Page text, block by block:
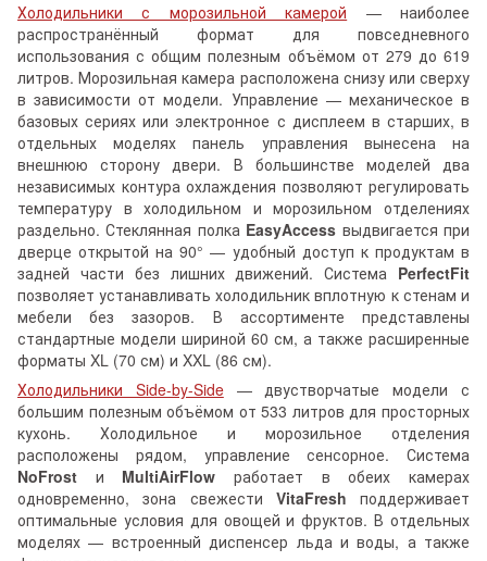
Холодильники с морозильной камерой — наиболее
распространённый формат для повседневного
использования с общим полезным объёмом от 279 до 619
литров. Морозильная камера расположена снизу или сверху
в зависимости от модели. Управление — механическое в
базовых сериях или электронное с дисплеем в старших, в
отдельных моделях панель управления вынесена на
внешнюю сторону двери. В большинстве моделей два
независимых контура охлаждения позволяют регулировать
температуру в холодильном и морозильном отделениях
раздельно. Стеклянная полка EasyAccess выдвигается при
дверце открытой на 90° — удобный доступ к продуктам в
задней части без лишних движений. Система PerfectFit
позволяет устанавливать холодильник вплотную к стенам и
мебели без зазоров. В ассортименте представлены
стандартные модели шириной 60 см, а также расширенные
форматы XL (70 см) и XXL (86 см).
Холодильники Side-by-Side— двустворчатые модели с
большим полезным объёмом от 533 литров для просторных
кухонь. Холодильное и морозильное отделения
расположены рядом, управление сенсорное. Система
NoFrost и MultiAirFlow работает в обеих камерах
одновременно, зона свежести VitaFresh поддерживает
оптимальные условия для овощей и фруктов. В отдельных
моделях — встроенный диспенсер льда и воды, а также